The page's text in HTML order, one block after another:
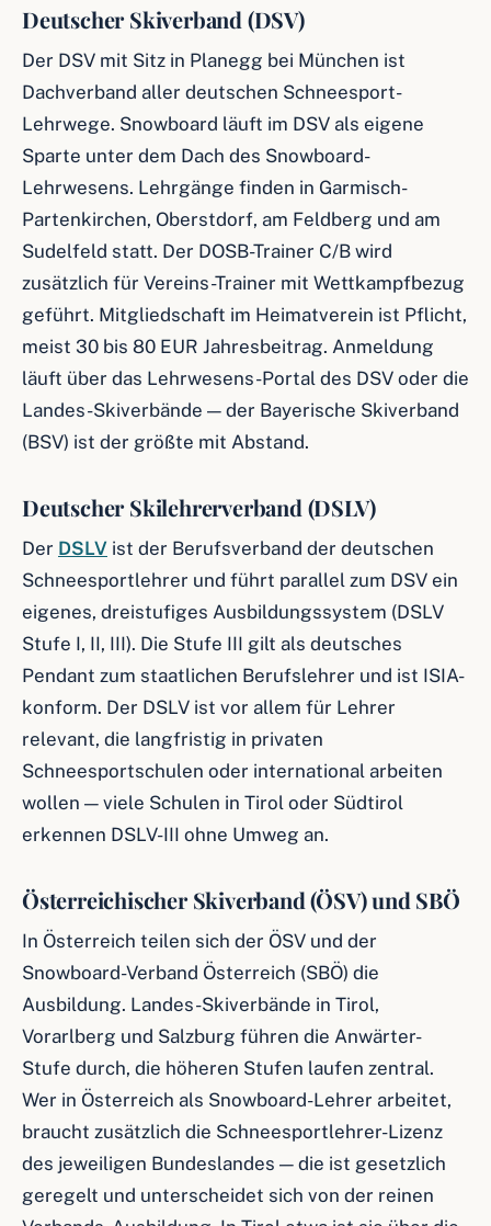
Deutscher Skiverband (DSV)
Der DSV mit Sitz in Planegg bei München ist
Dachverband aller deutschen Schneesport-
Lehrwege. Snowboard läuft im DSV als eigene
Sparte unter dem Dach des Snowboard-
Lehrwesens. Lehrgänge finden in Garmisch-
Partenkirchen, Oberstdorf, am Feldberg und am
Sudelfeld statt. Der DOSB-Trainer C/B wird
zusätzlich für Vereins-Trainer mit Wettkampfbezug
geführt. Mitgliedschaft im Heimatverein ist Pflicht,
meist 30 bis 80 EUR Jahresbeitrag. Anmeldung
läuft über das Lehrwesens-Portal des DSV oder die
Landes-Skiverbände — der Bayerische Skiverband
(BSV) ist der größte mit Abstand.
Deutscher Skilehrerverband (DSLV)
Der DSLV ist der Berufsverband der deutschen
Schneesportlehrer und führt parallel zum DSV ein
eigenes, dreistufiges Ausbildungssystem (DSLV
Stufe I, II, III). Die Stufe III gilt als deutsches
Pendant zum staatlichen Berufslehrer und ist ISIA-
konform. Der DSLV ist vor allem für Lehrer
relevant, die langfristig in privaten
Schneesportschulen oder international arbeiten
wollen — viele Schulen in Tirol oder Südtirol
erkennen DSLV-III ohne Umweg an.
Österreichischer Skiverband (ÖSV) und SBÖ
In Österreich teilen sich der ÖSV und der
Snowboard-Verband Österreich (SBÖ) die
Ausbildung. Landes-Skiverbände in Tirol,
Vorarlberg und Salzburg führen die Anwärter-
Stufe durch, die höheren Stufen laufen zentral.
Wer in Österreich als Snowboard-Lehrer arbeitet,
braucht zusätzlich die Schneesportlehrer-Lizenz
des jeweiligen Bundeslandes — die ist gesetzlich
geregelt und unterscheidet sich von der reinen